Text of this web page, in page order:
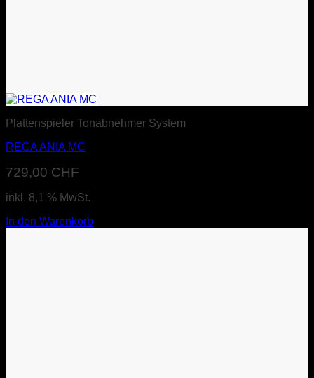
Plattenspieler Tonabnehmer System
REGA ANIA MC
729,00 CHF
inkl. 8,1 % MwSt.
In den Warenkorb